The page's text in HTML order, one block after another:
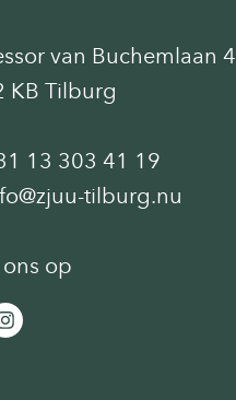
van Buchemlaan 4
KB Tilburg
13 303 41 19
tilburg.nu
op